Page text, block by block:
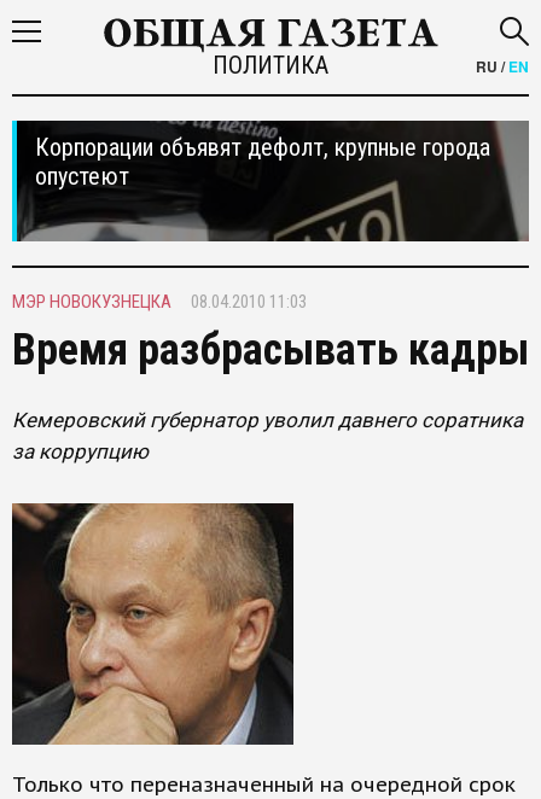
ПОЛИТИКА RU /EN
Корпорации объявят дефолт, крупные города
опустеют
МЭР НОВОКУЗНЕЦКА 08.04.2010 11:03
Время разбрасывать кадры
Кемеровский губернатор уволил давнего соратника
за коррупцию
Только что переназначенный на очередной срок